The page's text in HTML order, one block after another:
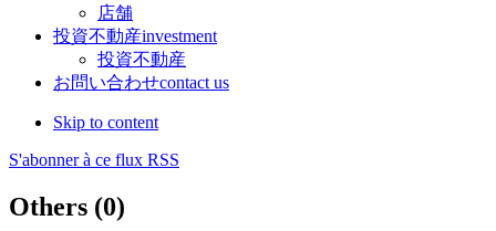
店舗
投資不動産investment
投資不動産
お問い合わせcontact us
Skip to content
S'abonner à ce flux RSS
Others (0)